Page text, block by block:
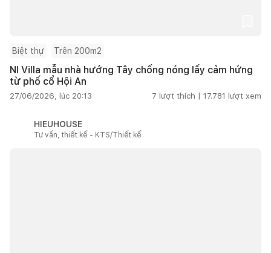
Biệt thự Trên 200m2
NI Villa mẫu nhà hướng Tây chống nóng lấy cảm hứng
từ phố cổ Hội An
27/06/2026, lúc 20:13 7 lượt thích | 17.781 lượt xem
HIEUHOUSE
Tư vấn, thiết kế - KTS/Thiết kế